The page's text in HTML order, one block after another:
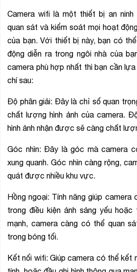
Camera wifi là một thiết bị an ninh
quan sát và kiểm soát mọi hoạt
của bạn. Với thiết bị này, bạn có
động diễn ra trong ngôi nhà của
camera phù hợp nhất thì bạn cần
chí sau:
Độ phân giải: Đây là chỉ số quan
chất lượng hình ảnh của camera.
hình ảnh nhận được sẽ càng chất
Góc nhìn: Đây là góc mà camera
xung quanh. Góc nhìn càng rộng,
quát được nhiều khu vực.
Hồng ngoại: Tính năng giúp
trong điều kiện ánh sáng yếu
mạnh, camera càng có thể quan
trong bóng tối.
Kết nối wifi: Giúp camera có thể kết